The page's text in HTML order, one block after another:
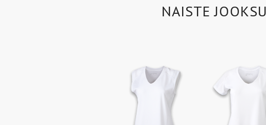
NAISTE